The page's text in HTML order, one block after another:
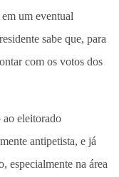
um eventual
sabe que, para
com os votos dos
ao eleitorado
antipetista, e já
especialmente na área